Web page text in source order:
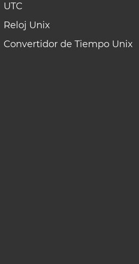
UTC
Reloj Unix
Convertidor de Tiempo Unix